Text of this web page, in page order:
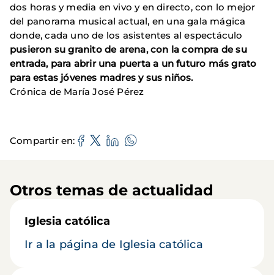
dos horas y media en vivo y en directo, con lo mejor
del panorama musical actual, en una gala mágica
donde, cada uno de los asistentes al espectáculo
pusieron su granito de arena, con la compra de su
entrada, para abrir una puerta a un futuro más grato
para estas jóvenes madres y sus niños.
Crónica de María José Pérez
Compartir en
Otros temas de actualidad
Iglesia católica
Ir a la página de Iglesia católica